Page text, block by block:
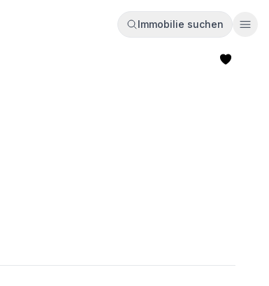
Immobilie suchen